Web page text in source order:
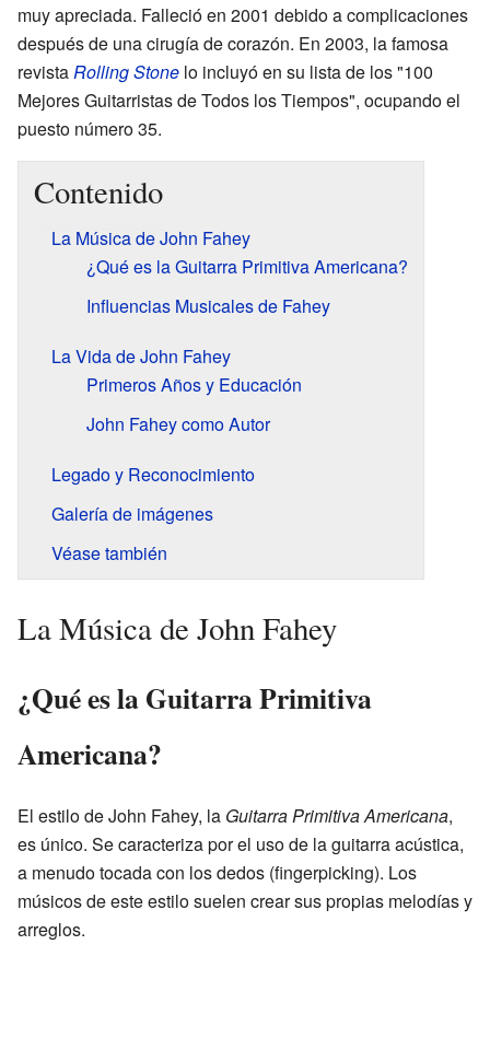
muy apreciada. Falleció en 2001 debido a complicaciones
después de una cirugía de corazón. En 2003, la famosa
revistaRolling Stone lo incluyó en su lista de los "100
Mejores Guitarristas de Todos los Tiempos", ocupando el
puesto número 35.
Contenido
La Música de John Fahey
¿Qué es la Guitarra Primitiva Americana?
Influencias Musicales de Fahey
La Vida de John Fahey
Primeros Años y Educación
John Fahey como Autor
Legado y Reconocimiento
Galería de imágenes
Véase también
La Música de John Fahey
¿Qué es la Guitarra Primitiva
Americana?
El estilo de John Fahey, la Guitarra Primitiva Americana,
es único. Se caracteriza por el uso de la guitarra acústica,
a menudo tocada con los dedos (fingerpicking). Los
músicos de este estilo suelen crear sus propias melodías y
arreglos.